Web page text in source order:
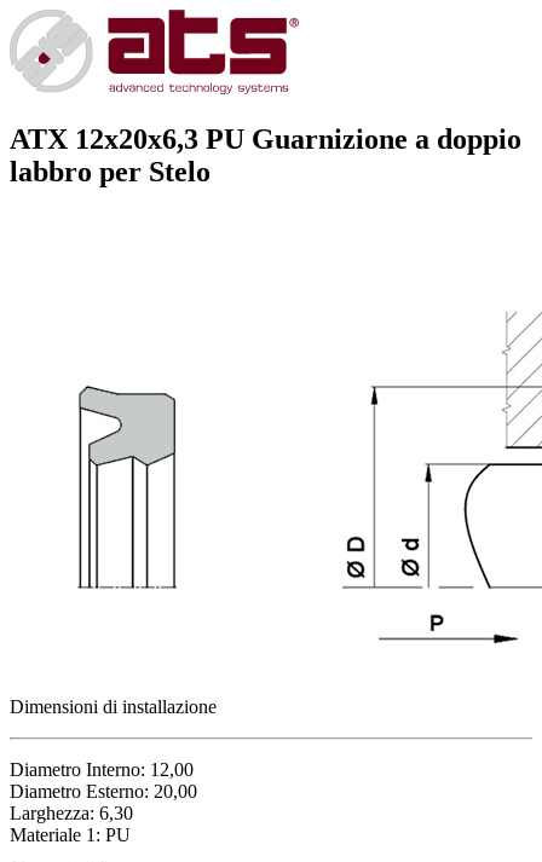
ATX 12x20x6,3 PU Guarnizione a doppio
labbro per Stelo
Dimensioni di installazione
Diametro Interno: 12,00
Diametro Esterno: 20,00
Larghezza: 6,30
Materiale 1: PU